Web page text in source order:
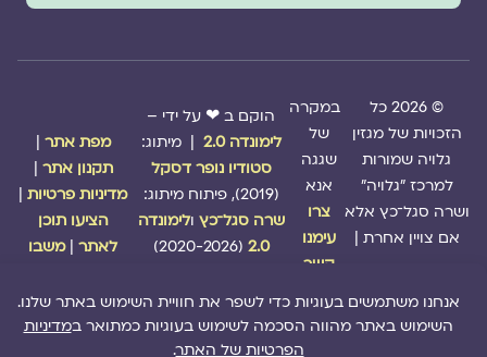
© 2026 כל
הזכויות של מגזין
גלויה שמורות
למרכז "גלויה"
ושרה סגל־כץ אלא
אם צויין אחרת |
במקרה
של
שגגה
אנא
צרו
עימנו
קשר
הוקם ב ❤ על ידי –
לימונדה 2.0
| מיתוג:
סטודיו נופר דסקל
שרה סגל־כץולימונדה
2.0
(2020-2026)
מפת אתר|
תקנון אתר|
מדיניות פרטיות|
הציעו תוכן
לאתר| משבו